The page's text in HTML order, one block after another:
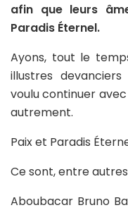
afin que leurs
Paradis Éternel.
Ayons, tout le
illustres
voulu continuer
autrement.
Paix et Paradis
Ce sont, entre
Aboubacar Bruno